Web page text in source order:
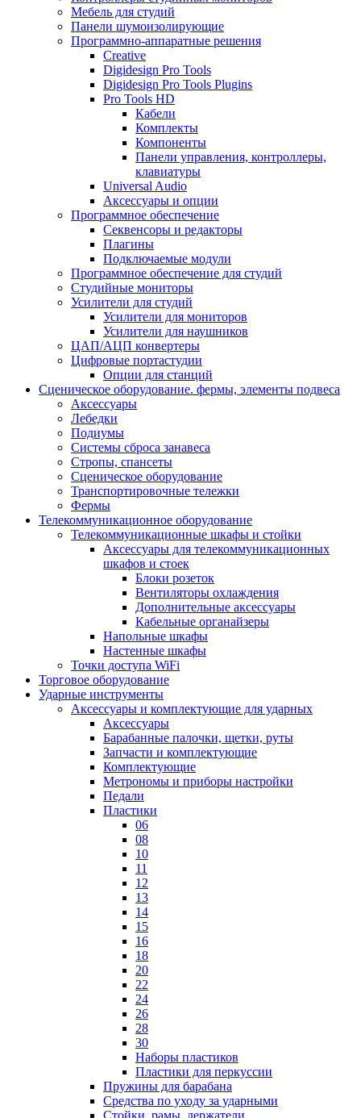
Мебель для студий
Панели шумоизолирующие
Программно-аппаратные решения
Creative
Digidesign Pro Tools
Digidesign Pro Tools Plugins
Pro Tools HD
Кабели
Комплекты
Компоненты
Панели управления, контроллеры,
клавиатуры
Universal Audio
Аксессуары и опции
Программное обеспечение
Cеквенсоры и редакторы
Плагины
Подключаемые модули
Программное обеспечение для студий
Студийные мониторы
Усилители для студий
Усилители для мониторов
Усилители для наушников
ЦАП/АЦП конвертеры
Цифровые портастудии
Опции для станций
Сценическое оборудование. фермы, элементы подвеса
Аксессуары
Лебедки
Подиумы
Системы сброса занавеса
Стропы, спансеты
Сценическое оборудование
Транспортировочные тележки
Фермы
Телекоммуникационное оборудование
Телекоммуникационные шкафы и стойки
Аксессуары для телекоммуникационных
шкафов и стоек
Блоки розеток
Вентиляторы охлаждения
Дополнительные аксессуары
Кабельные органайзеры
Напольные шкафы
Настенные шкафы
Точки доступа WiFi
Торговое оборудование
Ударные инструменты
Аксессуары и комплектующие для ударных
Аксессуары
Барабанные палочки, щетки, руты
Запчасти и комплектующие
Комплектующие
Метрономы и приборы настройки
Педали
Пластики
06
08
10
11
12
13
14
15
16
18
20
22
24
26
28
30
Наборы пластиков
Пластики для перкуссии
Пружины для барабана
Средства по уходу за ударными
Стойки, рамы, держатели